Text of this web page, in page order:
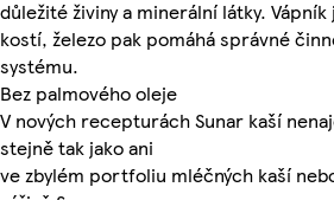
důležité živiny a minerální látky.
kostí, železo pak pomáhá správné
systému.
Bez palmového oleje
V nových recepturách Sunar kaší
stejně tak jako ani
ve zbylém portfoliu mléčných kaší